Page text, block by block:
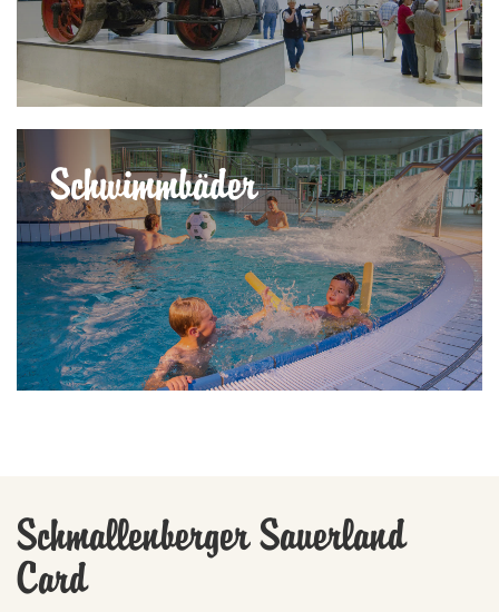
Schwimmbäder
Schmallenberger Sauerland
Card